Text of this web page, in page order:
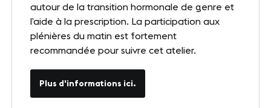
Nos dernières actus
Presse
autour de la transition hormonale de genre et
l’aide à la prescription. La participation aux
plénières du matin est fortement
recommandée pour suivre cet atelier.
Plus d'informations ici.